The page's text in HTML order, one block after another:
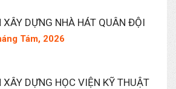
XÂY DỰNG NHÀ HÁT QUÂN ĐỘI
Tám, 2026
XÂY DỰNG HỌC VIỆN KỸ THUẬT